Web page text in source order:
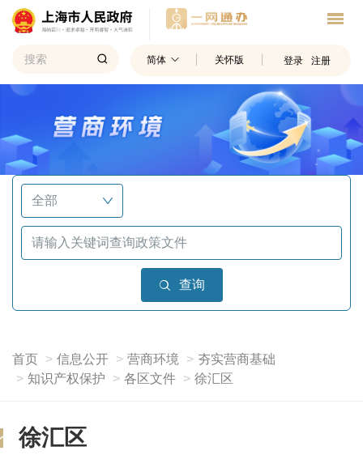
简体 关怀版 登录 注册
查询
首页 信息公开 营商环境
夯实营商基础
知识产权保护
各区文件 徐汇区
徐汇区